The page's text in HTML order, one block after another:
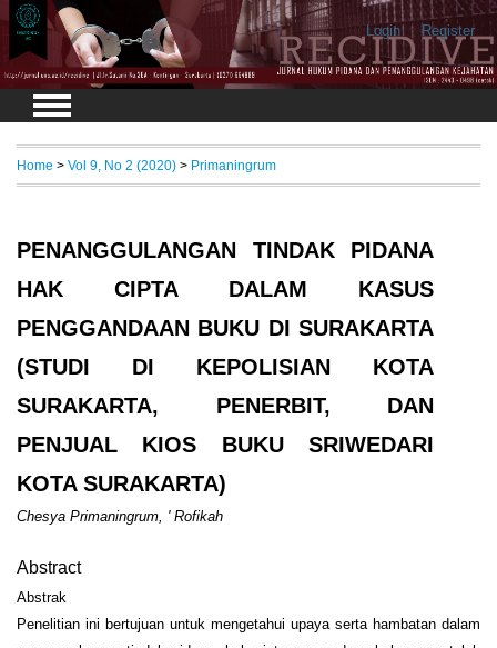
Login Register
Home > Vol 9, No 2 (2020) > Primaningrum
PENANGGULANGAN TINDAK PIDANA
HAK CIPTA DALAM KASUS
PENGGANDAAN BUKU DI SURAKARTA
(STUDI DI KEPOLISIAN KOTA
SURAKARTA, PENERBIT, DAN
PENJUAL KIOS BUKU SRIWEDARI
KOTA SURAKARTA)
Chesya Primaningrum, ' Rofikah
Abstract
Abstrak
Penelitian ini bertujuan untuk mengetahui upaya serta hambatan dalam